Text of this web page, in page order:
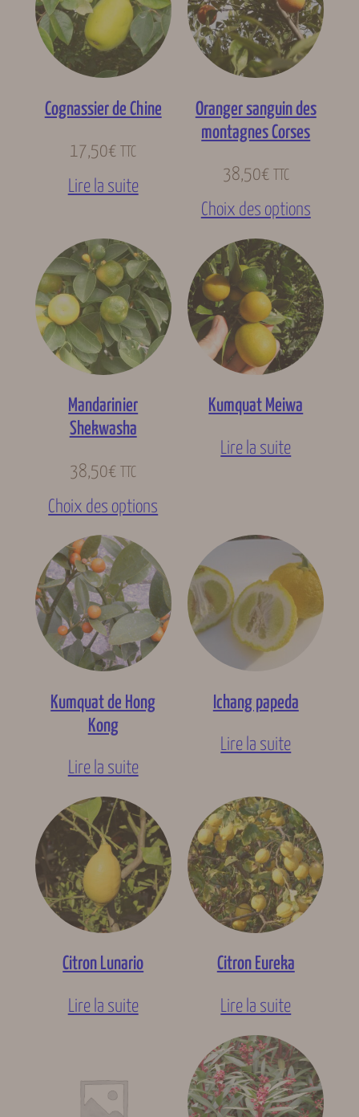
Cognassier de Chine
17,50€ TTC
Lire la suite
Oranger sanguin des
montagnes Corses
38,50€ TTC
Choix des options
Mandarinier
Shekwasha
38,50€ TTC
Choix des options
Kumquat Meiwa
Lire la suite
Kumquat de Hong
Kong
Lire la suite
Ichang papeda
Lire la suite
Citron Lunario
Lire la suite
Citron Eureka
Lire la suite